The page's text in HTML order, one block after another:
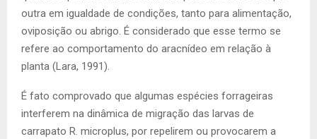
outra em igualdade de condições, tanto para alimentação,
oviposição ou abrigo. É considerado que esse termo se
refere ao comportamento do aracnídeo em relação à
planta (Lara, 1991).
É fato comprovado que algumas espécies forrageiras
interferem na dinâmica de migração das larvas de
carrapato R. microplus, por repelirem ou provocarem a